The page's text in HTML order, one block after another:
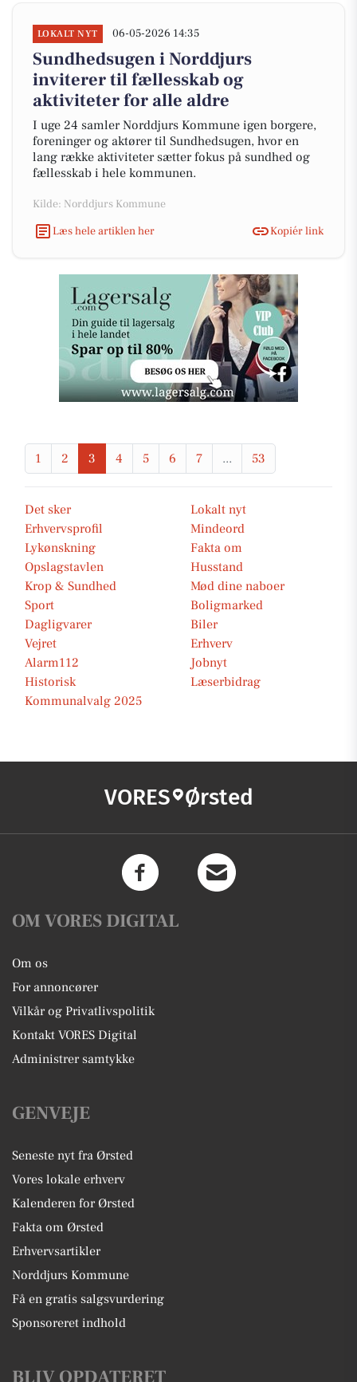
LOKALT NYT 06-05-2026 14:35
Sundhedsugen i Norddjurs
inviterer til fællesskab og
aktiviteter for alle aldre
I uge 24 samler Norddjurs Kommune igen borgere,
foreninger og aktører til Sundhedsugen, hvor en
lang række aktiviteter sætter fokus på sundhed og
fællesskab i hele kommunen.
Kilde: Norddjurs Kommune
Læs hele artiklen her
Kopiér link
1 2 3 4 5 6 7 ... 53
Det sker
Lokalt nyt
Erhvervsprofil
Mindeord
Lykønskning
Fakta om
Opslagstavlen
Husstand
Krop & Sundhed
Mød dine naboer
Sport
Boligmarked
Dagligvarer
Biler
Vejret
Erhverv
Alarm112
Jobnyt
Historisk
Læserbidrag
Kommunalvalg 2025
VORES Ørsted
OM VORES DIGITAL
Om os
For annoncører
Vilkår og Privatlivspolitik
Kontakt VORES Digital
Administrer samtykke
GENVEJE
Seneste nyt fra Ørsted
Vores lokale erhverv
Kalenderen for Ørsted
Fakta om Ørsted
Erhvervsartikler
Norddjurs Kommune
Få en gratis salgsvurdering
Sponsoreret indhold
BLIV OPDATERET